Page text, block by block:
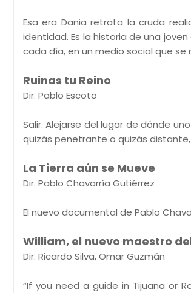
Esa era Dania retrata la cruda
identidad. Es la historia de una
cada día, en un medio social que
Ruinas tu Reino
Dir. Pablo Escoto
Salir. Alejarse del lugar de dónde
quizás penetrante o quizás
La Tierra aún se Mueve
Dir. Pablo Chavarría Gutiérrez
El nuevo documental de Pablo
William, el nuevo maestro
Dir. Ricardo Silva, Omar Guzmán
“If you need a guide in Tijuana or